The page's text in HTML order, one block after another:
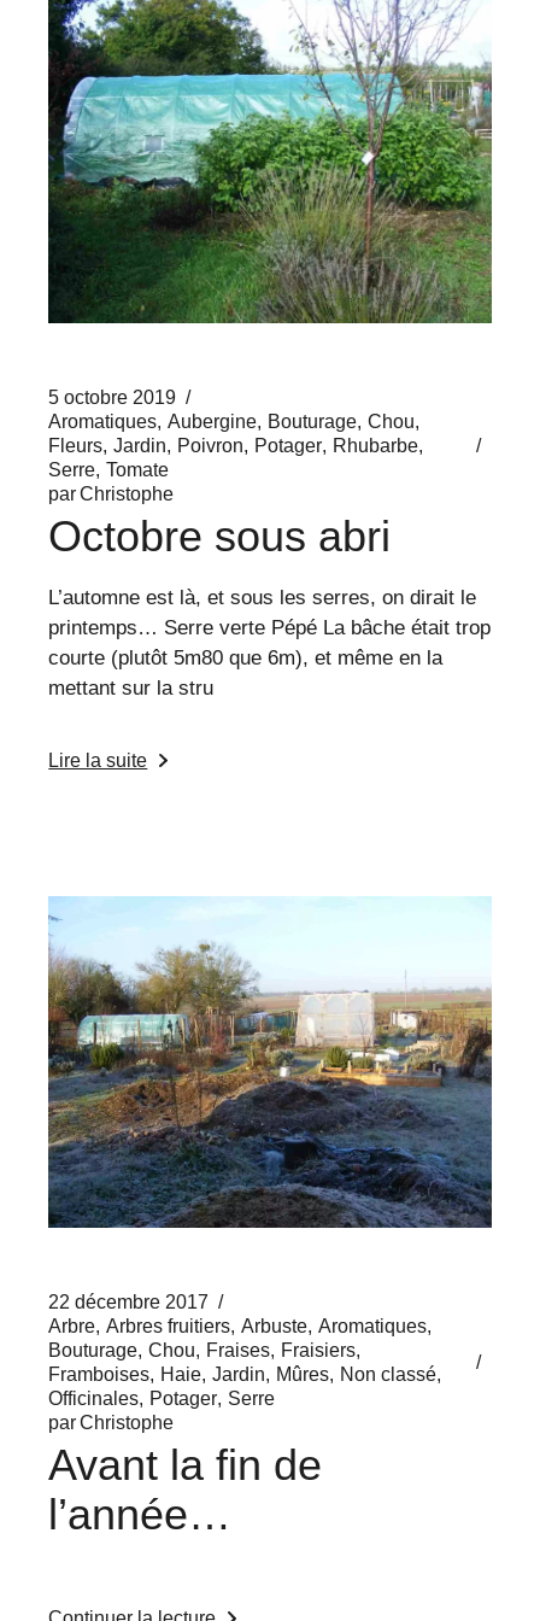
5 octobre 2019
Aromatiques Aubergine Bouturage Chou
Fleurs Jardin Poivron Potager
Rhubarbe
Serre Tomate
parChristophe
Octobre sous abri
L’automne est là, et sous les serres, on dirait le
printemps… Serre verte Pépé La bâche était trop
courte (plutôt 5m80 que 6m), et même en la
mettant sur la stru
Lire la suite
22 décembre 2017
Arbre Arbres fruitiers Arbuste Aromatiques
Bouturage Chou Fraises
Fraisiers
Framboises
Haie Jardin Mûres
Non classé
Officinales
Potager Serre
parChristophe
Avant la fin de
l’année…